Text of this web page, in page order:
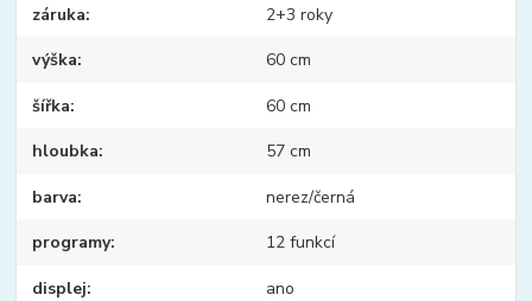
záruka 2+3 roky
výška 60 cm
šířka 60 cm
hloubka 57 cm
barva nerez/černá
programy 12 funkcí
displej ano